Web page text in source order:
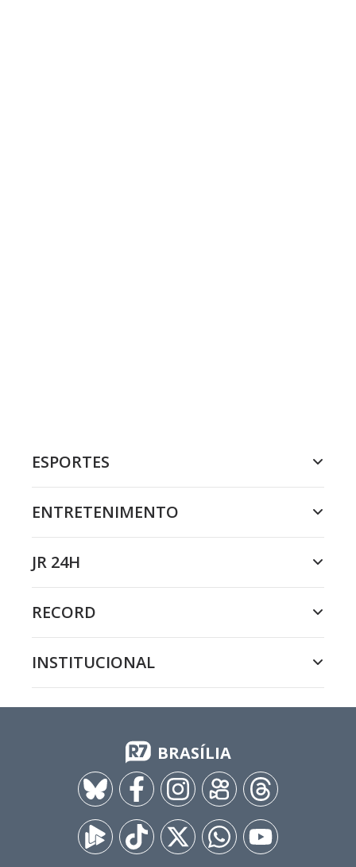
ESPORTES
ENTRETENIMENTO
JR 24H
RECORD
INSTITUCIONAL
BRASÍLIA